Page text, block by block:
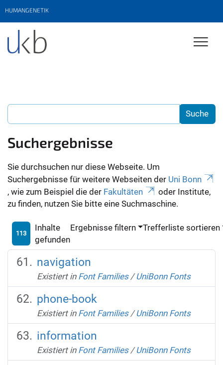
HUMANGENETIK
Suchergebnisse
Sie durchsuchen nur diese Webseite. Um
Suchergebnisse für weitere Webseiten der Uni Bonn
, wie zum Beispiel die der Fakultäten
oder Institute,
zu finden, nutzen Sie bitte eine Suchmaschine.
113
Inhalte
gefunden
Ergebnisse filtern Trefferliste sortieren
navigation
Existiert in Font Families /UniBonn Fonts
phone-book
Existiert in Font Families /UniBonn Fonts
information
Existiert in Font Families /UniBonn Fonts